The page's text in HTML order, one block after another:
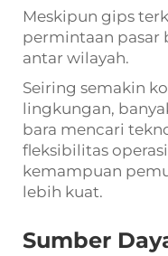
Meskipun gips
permintaan pasar
antar wilayah.
Seiring semakin
lingkungan,
bara mencari
fleksibilitas
kemampuan
lebih kuat.
Sumber